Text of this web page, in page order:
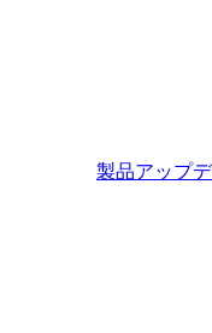
製品アップ